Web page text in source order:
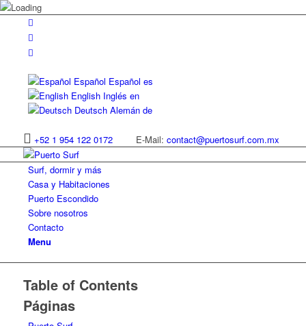
Español Español es
English Inglés en
Deutsch Alemán de
+52 1 954 122 0172 E-Mail: contact@puertosurf.com.mx
Surf, dormir y más
Casa y Habitaciones
Puerto Escondido
Sobre nosotros
Contacto
Menu
Table of Contents
Páginas